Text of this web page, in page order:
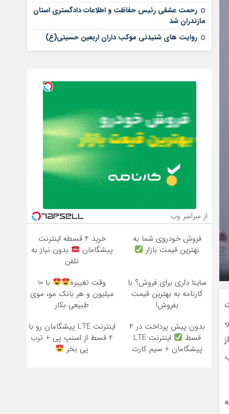
رحمت عشقی رئیس حفاظت و اطلاعات دادگستری استان
مازندران شد
روایت های شنیدنی موکب داران اربعین حسینی(ع)
از سراسر وب
فروش خودروی شما به
بهترین قیمت بازار
خرید 4 قسطه اینترنت
پیشگامان
بدون نیاز به
تلفن
ساینا داری برای فروش؟ با
کارنامه به بهترین قیمت
بفروش!
وقت تغییره
با 10
میلیون و هر بانک مو، موی
طبیعی بکار
بدون پیش پرداخت در 4
قسط
اینترنت LTE
پیشگامان + سیم کارت
اینترنت LTE پیشگامان رو با
4 قسط از اسنپ پی + ترب
پی بخر